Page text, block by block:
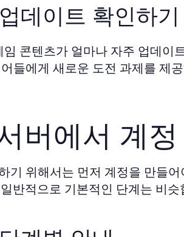
데이트 확인하기
콘텐츠가 얼마나 자주 업데이
들에게 새로운 도전 과제를 제
버에서 계
기 위해서는 먼저 계정을 만들
반적으로 기본적인 단계는 비슷